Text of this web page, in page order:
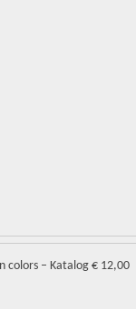
colors – Katalog € 12,00